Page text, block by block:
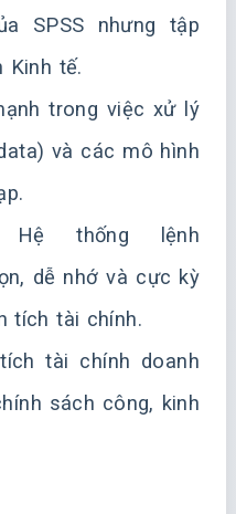
SPSS nhưng tập
Kinh tế.
trong việc xử lý
và các mô hình
thống lệnh
dễ nhớ và cực kỳ
tích tài chính.
tài chính doanh
sách công, kinh